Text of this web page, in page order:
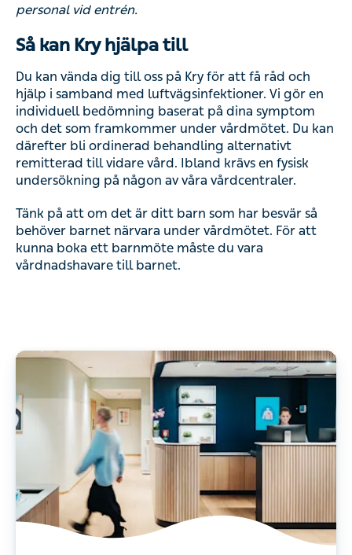
personal vid entrén.
Så kan Kry hjälpa till
Du kan vända dig till oss på Kry för att få råd och
hjälp i samband med luftvägsinfektioner. Vi gör en
individuell bedömning baserat på dina symptom
och det som framkommer under vårdmötet. Du kan
därefter bli ordinerad behandling alternativt
remitterad till vidare vård. Ibland krävs en fysisk
undersökning på någon av våra vårdcentraler.
Tänk på att om det är ditt barn som har besvär så
behöver barnet närvara under vårdmötet. För att
kunna boka ett barnmöte måste du vara
vårdnadshavare till barnet.